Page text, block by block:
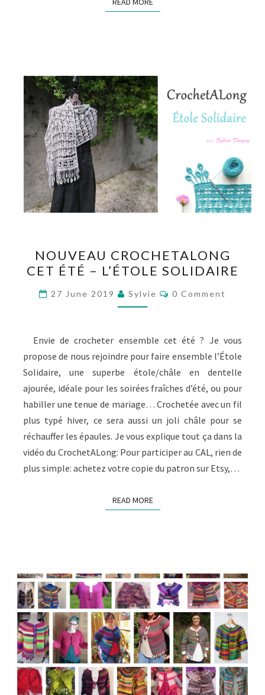
CROCHETALONG
CET
ÉTÉ
–
SOLIDAIRE
NOUVEAU CROCHETALONG
CET ÉTÉ – L’ÉTOLE SOLIDAIRE
27 June 2019 Sylvie Comments
0 Comment
Envie de crocheter ensemble cet été ? Je vous
propose de nous rejoindre pour faire ensemble l’Étole
Solidaire, une superbe étole/châle en dentelle
ajourée, idéale pour les soirées fraîches d’été, ou pour
habiller une tenue de mariage… Crochetée avec un fil
plus typé hiver, ce sera aussi un joli châle pour se
réchauffer les épaules. Je vous explique tout ça dans la
vidéo du CrochetALong: Pour participer au CAL, rien de
plus simple: achetez votre copie du patron sur Etsy,…
READ MOREREAD MORE